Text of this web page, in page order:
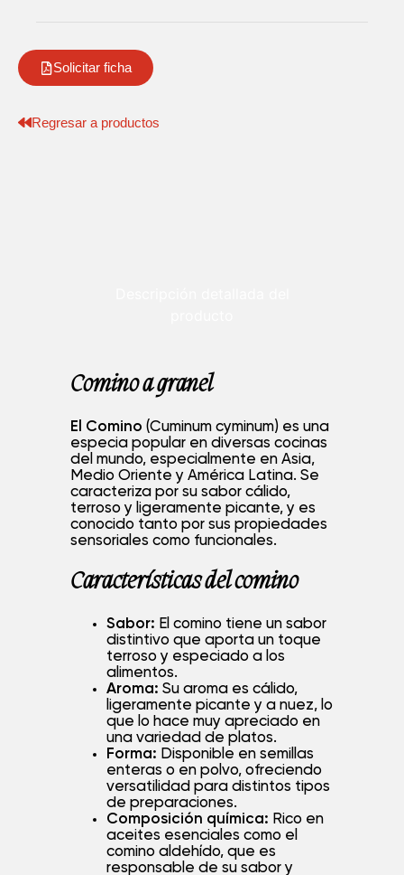
Solicitar ficha
Regresar a productos
Comino a granel
El Comino (Cuminum cyminum) es una
especia popular en diversas cocinas
del mundo, especialmente en Asia,
Medio Oriente y América Latina. Se
caracteriza por su sabor cálido,
terroso y ligeramente picante, y es
conocido tanto por sus propiedades
sensoriales como funcionales.
Características del comino
Sabor: El comino tiene un sabor
distintivo que aporta un toque
terroso y especiado a los
alimentos.
Aroma: Su aroma es cálido,
ligeramente picante y a nuez, lo
que lo hace muy apreciado en
una variedad de platos.
Forma: Disponible en semillas
enteras o en polvo, ofreciendo
versatilidad para distintos tipos
de preparaciones.
Composición química: Rico en
aceites esenciales como el
comino aldehído, que es
responsable de su sabor y
Solicitud de Ficha de
Producto
Comino